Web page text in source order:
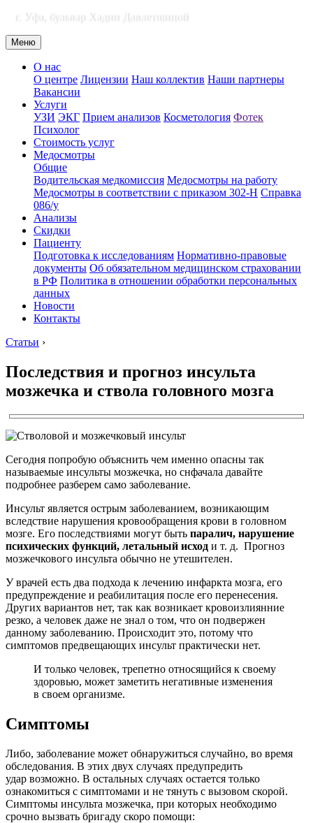
г. Уфа, бульвар Хадии Давлетшиной
Меню
О нас
О центре Лицензии Наш коллектив Наши партнеры
Вакансии
Услуги
УЗИ ЭКГ Прием анализов Косметология Фотек
Психолог
Стоимость услуг
Медосмотры
Общие
Водительская медкомиссия Медосмотры на работу
Медосмотры в соответствии с приказом 302-Н Справка
086/у
Анализы
Скидки
Пациенту
Подготовка к исследованиям Нормативно-правовые
документы Об обязательном медицинском страховании
в РФ Политика в отношении обработки персональных
данных
Новости
Контакты
Статьи ›
Последствия и прогноз инсульта
мозжечка и ствола головного мозга
Сегодня попробую объяснить чем именно опасны так
называемые инсульты мозжечка, но снфачала давайте
подробнее разберем само заболевание.
Инсульт является острым заболеванием, возникающим
вследствие нарушения кровообращения крови в головном
мозге. Его последствиями могут быть паралич, нарушение
психических функций, летальный исход и т. д. Прогноз
мозжечкового инсульта обычно не утешителен.
У врачей есть два подхода к лечению инфаркта мозга, его
предупреждение и реабилитация после его перенесения.
Других вариантов нет, так как возникает кровоизлиянние
резко, а человек даже не знал о том, что он подвержен
данному заболеванию. Происходит это, потому что
симптомов предвещающих инсульт практически нет.
И только человек, трепетно относящийся к своему
здоровью, может заметить негативные изменения
в своем организме.
Симптомы
Либо, заболевание может обнаружиться случайно, во время
обследования. В этих двух случаях предупредить
удар возможно. В остальных случаях остается только
ознакомиться с симптомами и не тянуть с вызовом скорой.
Симптомы инсульта мозжечка, при которых необходимо
срочно вызвать бригаду скоро помощи: